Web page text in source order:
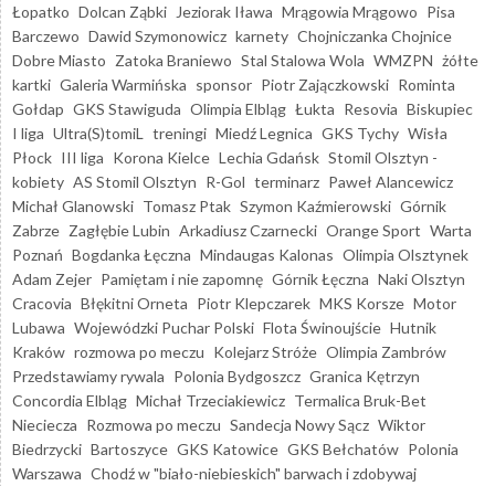
Łopatko Dolcan Ząbki Jeziorak Iława Mrągowia Mrągowo Pisa
Barczewo Dawid Szymonowicz karnety Chojniczanka Chojnice
Dobre Miasto Zatoka Braniewo Stal Stalowa Wola WMZPN żółte
kartki Galeria Warmińska sponsor Piotr Zajączkowski Rominta
Gołdap GKS Stawiguda Olimpia Elbląg Łukta Resovia Biskupiec
I liga Ultra(S)tomiL treningi Miedź Legnica GKS Tychy Wisła
Płock III liga Korona Kielce Lechia Gdańsk Stomil Olsztyn -
kobiety AS Stomil Olsztyn R-Gol terminarz Paweł Alancewicz
Michał Glanowski Tomasz Ptak Szymon Kaźmierowski Górnik
Zabrze Zagłębie Lubin Arkadiusz Czarnecki Orange Sport Warta
Poznań Bogdanka Łęczna Mindaugas Kalonas Olimpia Olsztynek
Adam Zejer Pamiętam i nie zapomnę Górnik Łęczna Naki Olsztyn
Cracovia Błękitni Orneta Piotr Klepczarek MKS Korsze Motor
Lubawa Wojewódzki Puchar Polski Flota Świnoujście Hutnik
Kraków rozmowa po meczu Kolejarz Stróże Olimpia Zambrów
Przedstawiamy rywala Polonia Bydgoszcz Granica Kętrzyn
Concordia Elbląg Michał Trzeciakiewicz Termalica Bruk-Bet
Nieciecza Rozmowa po meczu Sandecja Nowy Sącz Wiktor
Biedrzycki Bartoszyce GKS Katowice GKS Bełchatów Polonia
Warszawa Chodź w "biało-niebieskich" barwach i zdobywaj